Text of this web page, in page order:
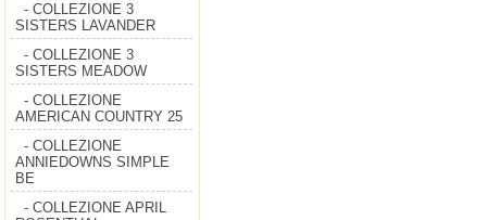
- COLLEZIONE 3
SISTERS LAVANDER
- COLLEZIONE 3
SISTERS MEADOW
- COLLEZIONE
AMERICAN COUNTRY 25
- COLLEZIONE
ANNIEDOWNS SIMPLE
BE
- COLLEZIONE APRIL